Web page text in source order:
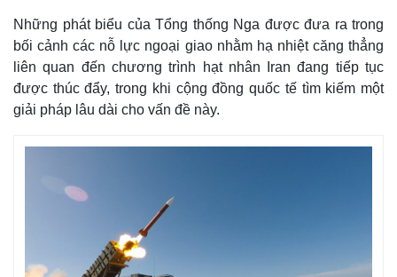
Quan sát
Những phát biểu của Tổng thống Nga được đưa ra trong
bối cảnh các nỗ lực ngoại giao nhằm hạ nhiệt căng thẳng
liên quan đến chương trình hạt nhân Iran đang tiếp tục
được thúc đẩy, trong khi cộng đồng quốc tế tìm kiếm một
giải pháp lâu dài cho vấn đề này.